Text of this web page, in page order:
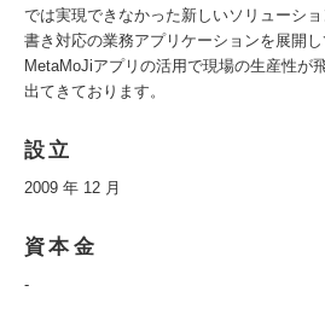
では実現できなかった新しいソリューシ
書き対応の業務アプリケーションを展開し
MetaMoJiアプリの活用で現場の生産性が
出てきております。
設立
2009 年 12 月
資本金
-